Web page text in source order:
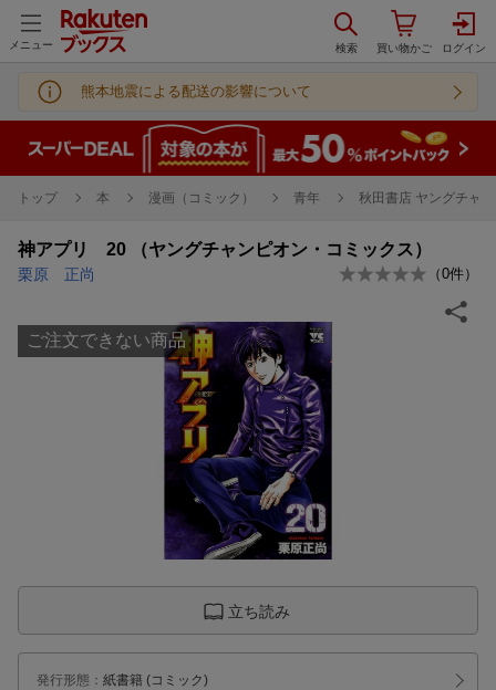
メニュー
熊本地震による配送の影響について
トップ 本 漫画（コミック） 青年 秋田書店 ヤングチャ
神アプリ 20 （ヤングチャンピオン・コミックス）
栗原 正尚 （0件）
ご注文できない商品
立ち読み
発行形態 ： 紙書籍 (コミック)